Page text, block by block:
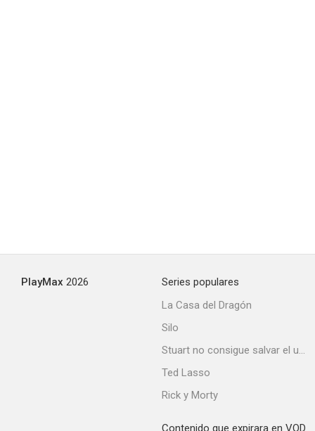
PlayMax 2026
Series populares
La Casa del Dragón
Silo
Stuart no consigue salvar el universo
Ted Lasso
Rick y Morty
Contenido que expirara en VOD